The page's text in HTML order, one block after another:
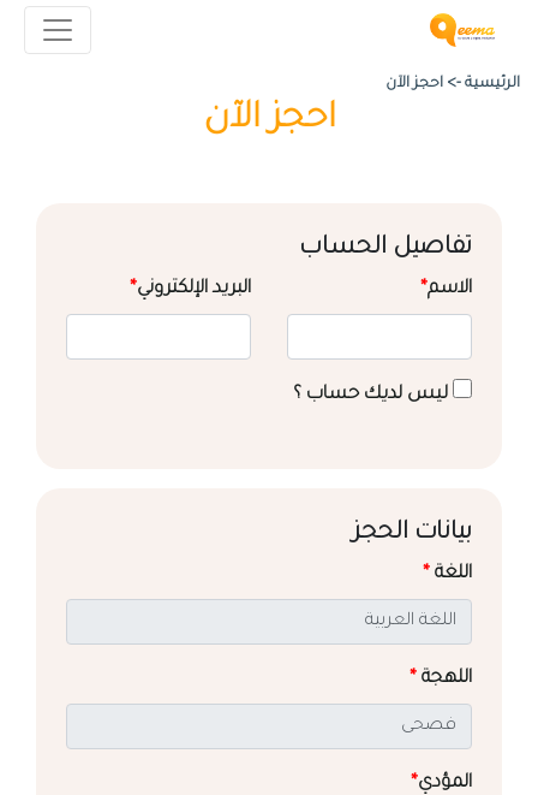
الرئيسية -> احجز الآن
احجز الآن
تفاصيل الحساب
الاسم* البريد الإلكتروني*
ليس لديك حساب ؟
بيانات الحجز
اللغة *
اللهجة *
المؤدي*